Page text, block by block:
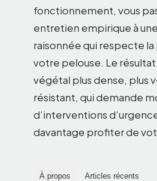
fonctionnement, vous
entretien empirique à
raisonnée qui respecte
votre pelouse. Le résultat
végétal plus dense, plus
résistant, qui demande
d’interventions
davantage profiter de
À propos Articles récents